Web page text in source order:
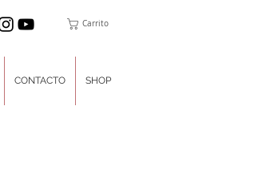
Carrito
CONTACTO SHOP